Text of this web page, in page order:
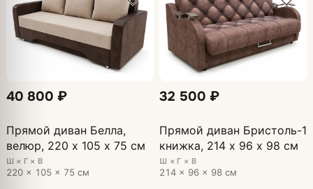
40 800 ₽
Прямой диван Белла,
велюр, 220 х 105 х 75 см
Ш × Г × В
220 × 105 × 75 см
32 500 ₽
Прямой диван Бристоль-1
книжка, 214 х 96 х 98 см
Ш × Г × В
214 × 96 × 98 см